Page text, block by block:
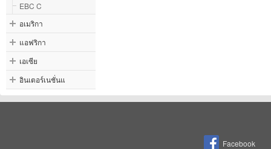
EBC C
อเมริกา
แอฟริกา
เอเซีย
อินเตอร์เนชั่นแ
Facebook